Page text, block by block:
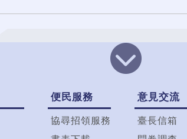
便民服務
協尋招領服務
意見交流
臺長信箱